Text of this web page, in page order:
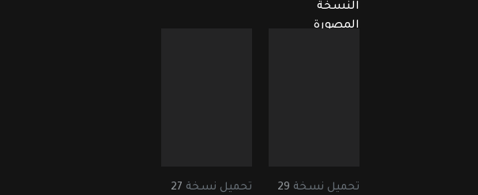
النسخة
المصورة
تحميل نسخة 29
تحميل نسخة 27